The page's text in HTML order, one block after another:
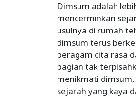
Dimsum adalah
mencerminkan
usulnya di rumah
dimsum terus
beragam cita rasa
bagian tak
menikmati
sejarah yang kaya